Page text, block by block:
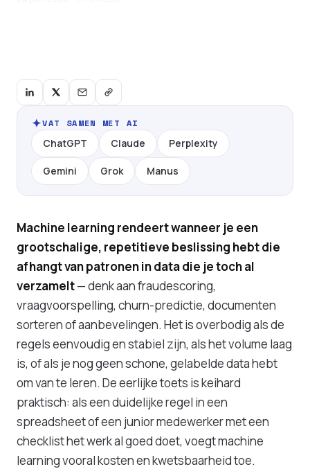
VAT SAMEN MET AI
ChatGPT Claude Perplexity
Gemini Grok Manus
Machine learning rendeert wanneer je een
grootschalige, repetitieve beslissing hebt die
afhangt van patronen in data die je toch al
verzamelt— denk aan fraudescoring,
vraagvoorspelling, churn-predictie, documenten
sorteren of aanbevelingen. Het is overbodig als de
regels eenvoudig en stabiel zijn, als het volume laag
is, of als je nog geen schone, gelabelde data hebt
om van te leren. De eerlijke toets is keihard
praktisch: als een duidelijke regel in een
spreadsheet of een junior medewerker met een
checklist het werk al goed doet, voegt machine
learning vooral kosten en kwetsbaarheid toe.